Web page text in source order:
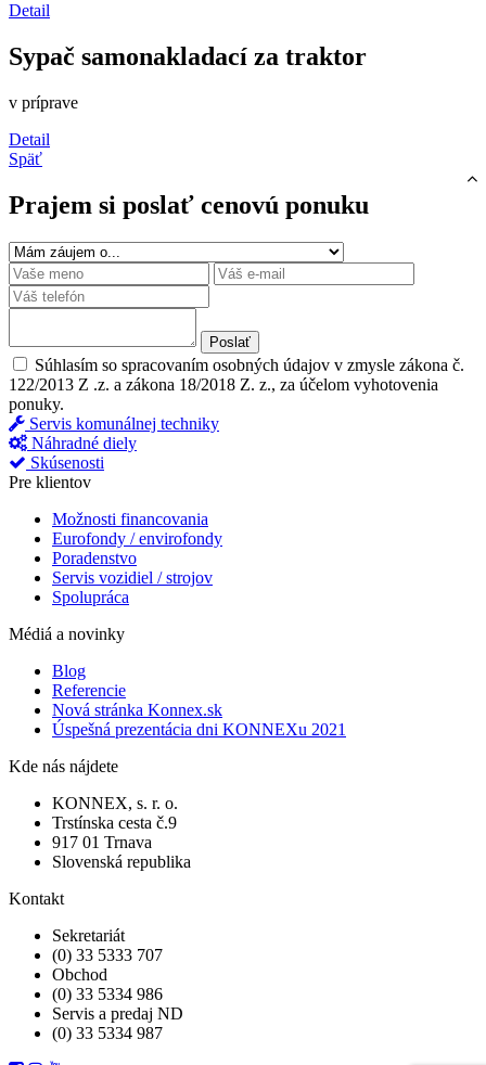
Detail
Sypač samonakladací za traktor
v príprave
Detail
Späť
Prajem si poslať cenovú ponuku
Poslať
Súhlasím so spracovaním osobných údajov v zmysle zákona č.
122/2013 Z .z. a zákona 18/2018 Z. z., za účelom vyhotovenia
ponuky.
Servis komunálnej techniky
Náhradné diely
Skúsenosti
Pre klientov
Možnosti financovania
Eurofondy / envirofondy
Poradenstvo
Servis vozidiel / strojov
Spolupráca
Médiá a novinky
Blog
Referencie
Nová stránka Konnex.sk
Úspešná prezentácia dni KONNEXu 2021
Kde nás nájdete
KONNEX, s. r. o.
Trstínska cesta č.9
917 01 Trnava
Slovenská republika
Kontakt
Sekretariát
(0) 33 5333 707
Obchod
(0) 33 5334 986
Servis a predaj ND
(0) 33 5334 987